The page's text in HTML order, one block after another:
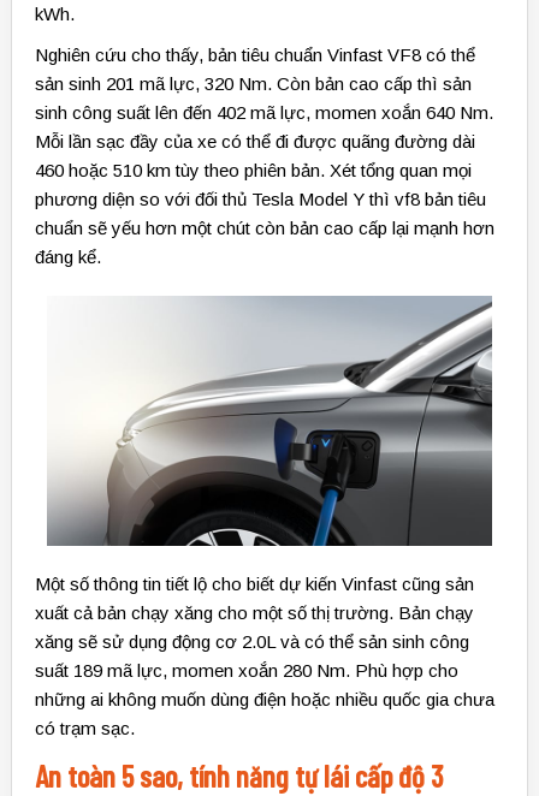
kWh.
Nghiên cứu cho thấy, bản tiêu chuẩn Vinfast VF8 có thể
sản sinh 201 mã lực, 320 Nm. Còn bản cao cấp thì sản
sinh công suất lên đến 402 mã lực, momen xoắn 640 Nm.
Mỗi lần sạc đầy của xe có thể đi được quãng đường dài
460 hoặc 510 km tùy theo phiên bản. Xét tổng quan mọi
phương diện so với đối thủ Tesla Model Y thì vf8 bản tiêu
chuẩn sẽ yếu hơn một chút còn bản cao cấp lại mạnh hơn
đáng kể.
Một số thông tin tiết lộ cho biết dự kiến Vinfast cũng sản
xuất cả bản chạy xăng cho một số thị trường. Bản chạy
xăng sẽ sử dụng động cơ 2.0L và có thể sản sinh công
suất 189 mã lực, momen xoắn 280 Nm. Phù hợp cho
những ai không muốn dùng điện hoặc nhiều quốc gia chưa
có trạm sạc.
An toàn 5 sao, tính năng tự lái cấp độ 3